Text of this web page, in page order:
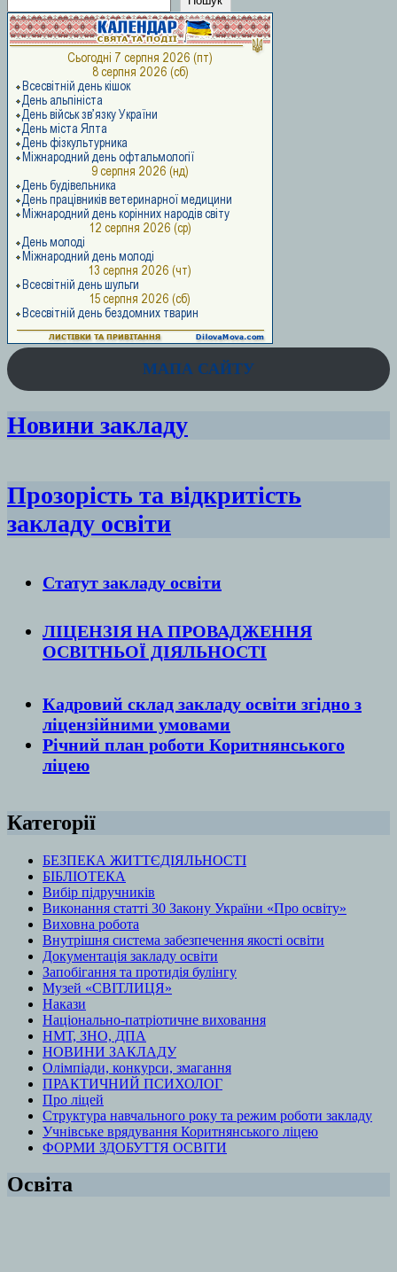
МАПА САЙТУ
Новини закладу
Прозорість та відкритість
закладу освіти
Статут закладу освіти
ЛІЦЕНЗІЯ НА ПРОВАДЖЕННЯ
ОСВІТНЬОЇ ДІЯЛЬНОСТІ
Кадровий склад закладу освіти згідно з
ліцензійними умовами
Річний план роботи Коритнянського
ліцею
Категорії
БЕЗПЕКА ЖИТТЄДІЯЛЬНОСТІ
БІБЛІОТЕКА
Вибір підручників
Виконання статті 30 Закону України «Про освіту»
Виховна робота
Внутрішня система забезпечення якості освіти
Документація закладу освіти
Запобігання та протидія булінгу
Музей «СВІТЛИЦЯ»
Накази
Національно-патріотичне виховання
НМТ, ЗНО, ДПА
НОВИНИ ЗАКЛАДУ
Олімпіади, конкурси, змагання
ПРАКТИЧНИЙ ПСИХОЛОГ
Про ліцей
Структура навчального року та режим роботи закладу
Учнівське врядування Коритнянського ліцею
ФОРМИ ЗДОБУТТЯ ОСВІТИ
Освіта